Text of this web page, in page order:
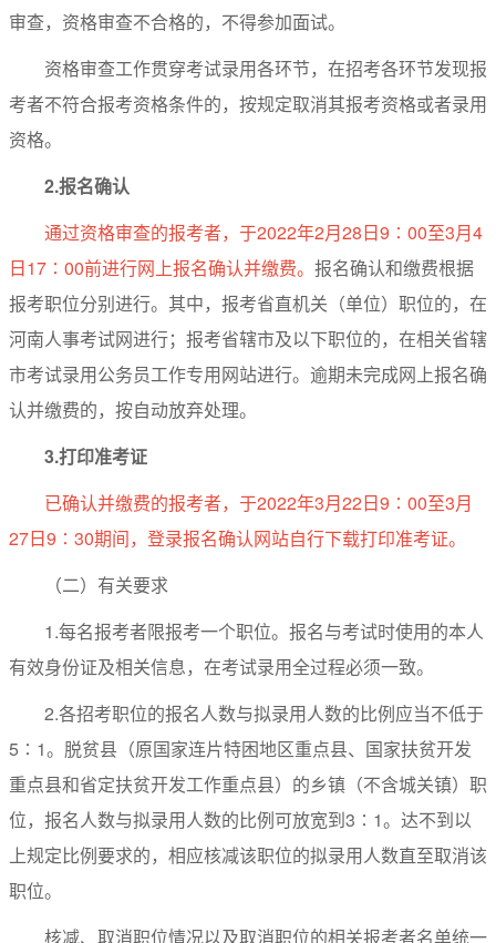
审查，资格审查不合格的，不得参加面试。
资格审查工作贯穿考试录用各环节，在招考各环节发现报
考者不符合报考资格条件的，按规定取消其报考资格或者录用
资格。
2.报名确认
通过资格审查的报考者，于2022年2月28日9∶00至3月4
日17∶00前进行网上报名确认并缴费。 报名确认和缴费根据
报考职位分别进行。其中，报考省直机关（单位）职位的，在
河南人事考试网进行；报考省辖市及以下职位的，在相关省辖
市考试录用公务员工作专用网站进行。逾期未完成网上报名确
认并缴费的，按自动放弃处理。
3.打印准考证
已确认并缴费的报考者，于2022年3月22日9∶00至3月
27日9∶30期间，登录报名确认网站自行下载打印准考证。
（二）有关要求
1.每名报考者限报考一个职位。报名与考试时使用的本人
有效身份证及相关信息，在考试录用全过程必须一致。
2.各招考职位的报名人数与拟录用人数的比例应当不低于
5∶1。脱贫县（原国家连片特困地区重点县、国家扶贫开发
重点县和省定扶贫开发工作重点县）的乡镇（不含城关镇）职
位，报名人数与拟录用人数的比例可放宽到3∶1。达不到以
上规定比例要求的，相应核减该职位的拟录用人数直至取消该
职位。
核减、取消职位情况以及取消职位的相关报考者名单统一